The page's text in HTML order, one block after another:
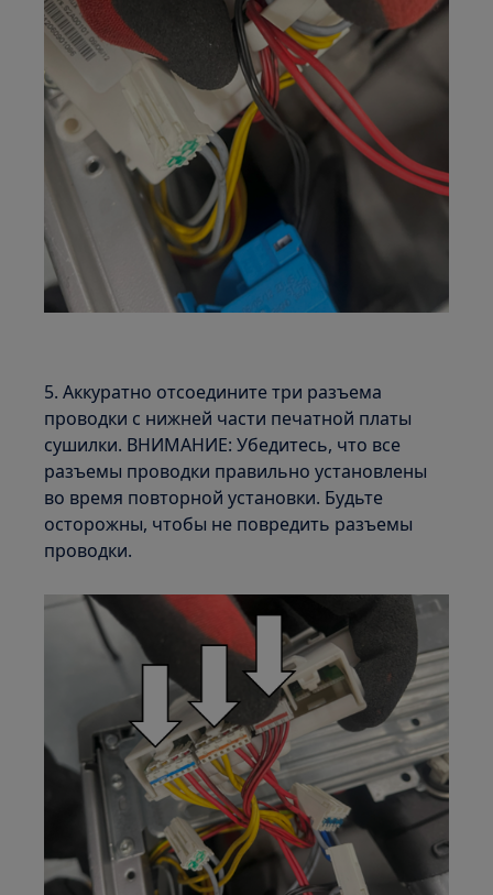
5. Аккуратно отсоедините три разъема
проводки с нижней части печатной платы
сушилки. ВНИМАНИЕ: Убедитесь, что все
разъемы проводки правильно установлены
во время повторной установки. Будьте
осторожны, чтобы не повредить разъемы
проводки.